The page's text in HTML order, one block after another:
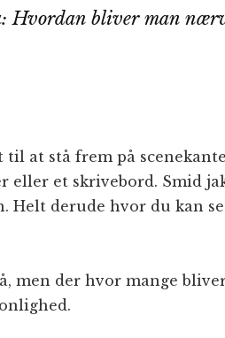
Hvordan bliver man
at stå frem på
eller et skrivebord. Smid
Helt derude hvor du kan
men der hvor mange